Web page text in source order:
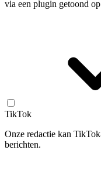
via een plugin getoond
TikTok
Onze redactie kan
berichten.